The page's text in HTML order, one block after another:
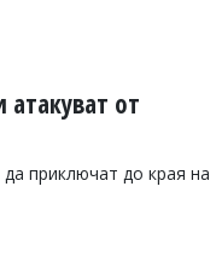
от
приключат до края на